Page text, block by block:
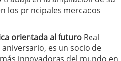
los principales mercados
orientada al futuro Real
es un socio de
innovadoras del mundo en